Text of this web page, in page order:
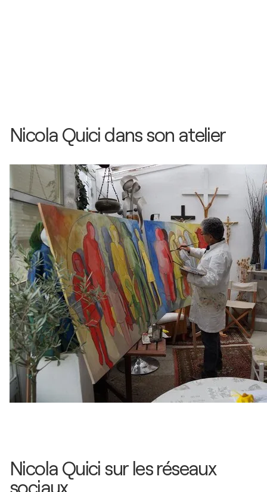
Nicola Quici dans son atelier
Nicola Quici sur les réseaux